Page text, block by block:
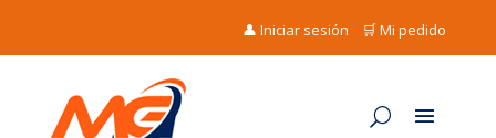
👤 Iniciar sesión 🛒 Mi pedido